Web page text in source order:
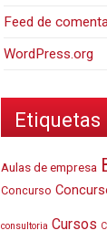
Feed de
WordPress.org
Etiquetas
Aulas de empresa
Concurso
consultoria Cursos